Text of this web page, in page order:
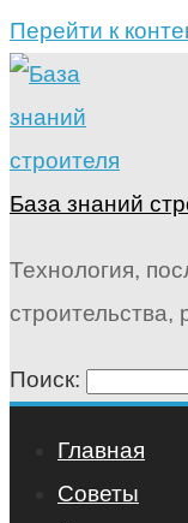
Перейти к
База знаний
Технология,
строительства,
Поиск:
Главная
Советы